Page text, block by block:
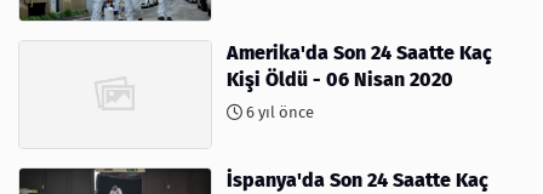
Amerika'da Son 24 Saatte Kaç
Kişi Öldü - 06 Nisan 2020
6 yıl önce
İspanya'da Son 24 Saatte Kaç